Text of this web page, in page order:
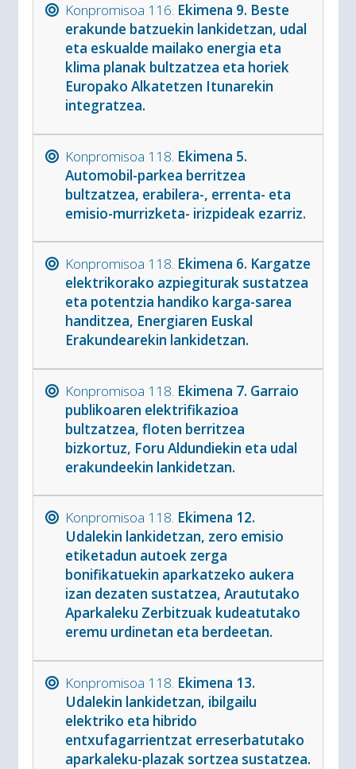
Konpromisoa 116. Ekimena 9. Beste
erakunde batzuekin lankidetzan, udal
eta eskualde mailako energia eta
klima planak bultzatzea eta horiek
Europako Alkatetzen Itunarekin
integratzea.
Konpromisoa 118. Ekimena 5.
Automobil-parkea berritzea
bultzatzea, erabilera-, errenta- eta
emisio-murrizketa- irizpideak ezarriz.
Konpromisoa 118. Ekimena 6. Kargatze
elektrikorako azpiegiturak sustatzea
eta potentzia handiko karga-sarea
handitzea, Energiaren Euskal
Erakundearekin lankidetzan.
Konpromisoa 118. Ekimena 7. Garraio
publikoaren elektrifikazioa
bultzatzea, floten berritzea
bizkortuz, Foru Aldundiekin eta udal
erakundeekin lankidetzan.
Konpromisoa 118. Ekimena 12.
Udalekin lankidetzan, zero emisio
etiketadun autoek zerga
bonifikatuekin aparkatzeko aukera
izan dezaten sustatzea, Araututako
Aparkaleku Zerbitzuak kudeatutako
eremu urdinetan eta berdeetan.
Konpromisoa 118. Ekimena 13.
Udalekin lankidetzan, ibilgailu
elektriko eta hibrido
entxufagarrientzat erreserbatutako
aparkaleku-plazak sortzea sustatzea.